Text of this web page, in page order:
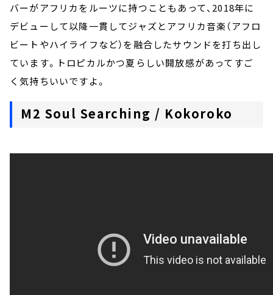
バーがアフリカをルーツに持つこともあって、2018年に
デビューして以降一貫してジャズとアフリカ音楽（アフロ
ビートやハイライフなど）を融合したサウンドを打ち出し
ています。トロピカルかつ夏らしい開放感があってすご
く気持ちいいですよ。
M2 Soul Searching / Kokoroko